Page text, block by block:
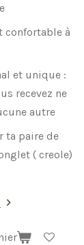
confortable à
et unique :
recevez ne
autre
ta paire de
( creole)